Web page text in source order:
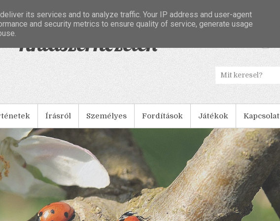
Tintaszerkezetek
Írásról Személyes Fordítások Játékok Kapcsolat
its services and to analyze traffic. Your IP address and user-agent
and security metrics to ensure quality of service, generate usage